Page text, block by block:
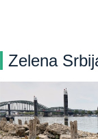
Zelena